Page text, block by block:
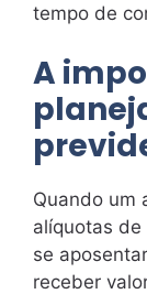
tempo de
A
Quando um
alíquotas de
se
receber